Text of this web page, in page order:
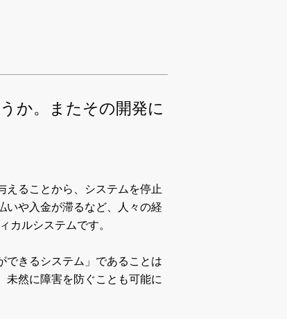
か。またその開発に
ることから、システムを停止
いや入金が滞るなど、人々の経
カルシステムです。
できるシステム」であることは
未然に障害を防ぐことも可能に